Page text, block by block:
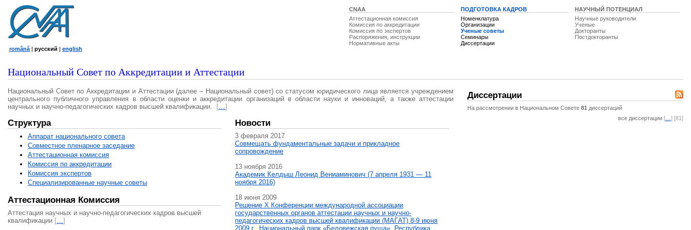
CNAA
Аттестационная комиссия
Комиссия по аккредитации
Комиссия по экспертов
Распоряжения, инструкции
Нормативные акты
ПОДГОТОВКА КАДРОВ
Номенклатура
Организации
Ученые советы
Семинары
Диссертации
НАУЧНЫЙ ПОТЕНЦИАЛ
Научные руководители
Ученые
Докторанты
Постдокторанты
română | русский | english
Национальный Совет по Аккредитации и Аттестации
Национальный Совет по Аккредитации и Аттестации (далее – Национальный совет) со статусом юридического лица является учреждением
центрального публичного управления в области оценки и аккредитации организаций в области науки и инноваций, а также аттестации
научных и научно-педагогических кадров высшей квалификации.
[…]
Структура
Аппарат национального совета
Совместное пленарное заседание
Аттестационная комисcия
Комиссия по аккредитации
Комиссия экспертов
Специализированные научные советы
Аттестационная Комиссия
Аттестация научных и научно-педагогических кадров высшей
квалификации […]
Новости
3 февраля 2017
Совмещать фундаментальные задачи и прикладное
сопровождение
13 ноября 2016
Академик Келдыш Леонид Вениаминович (7 апреля 1931 — 11
ноября 2016)
18 июня 2009
Решение X Конференции международной ассоциации
государственных органов аттестации научных и научно-
педагогических кадров высшей квалификации (МАГAT) 8-9 июня
2009 г., Национальный парк «Беловежская пуща», Республика
Диссертации
На рассмотрении в Национальном Совете 81 диссертаций
все диссертации [ ] [81]